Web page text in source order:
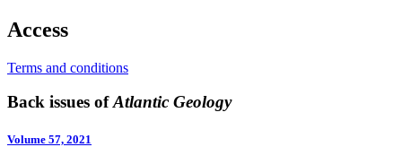
Access
Terms and conditions
Back issues ofAtlantic Geology
Volume 57, 2021